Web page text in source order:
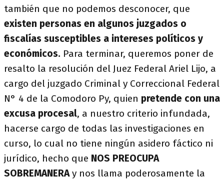
también que no podemos desconocer, que
existen personas en algunos juzgados o
fiscalías susceptibles a intereses políticos y
económicos. Para terminar, queremos poner de
resalto la resolución del Juez Federal Ariel Lijo, a
cargo del juzgado Criminal y Correccional Federal
N° 4 de la Comodoro Py, quien pretende con una
excusa procesal, a nuestro criterio infundada,
hacerse cargo de todas las investigaciones en
curso, lo cual no tiene ningún asidero fáctico ni
jurídico, hecho que NOS PREOCUPA
SOBREMANERAy nos llama poderosamente la